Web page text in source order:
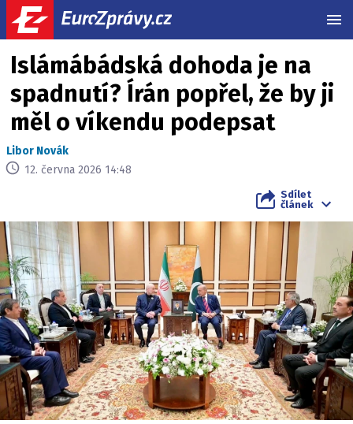
Islámábádská dohoda je na
spadnutí? Írán popřel, že by ji
měl o víkendu podepsat
Libor Novák
12. června 2026 14:48
Sdílet
článek